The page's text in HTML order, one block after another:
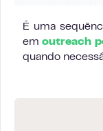
É uma
emoutreach
quando